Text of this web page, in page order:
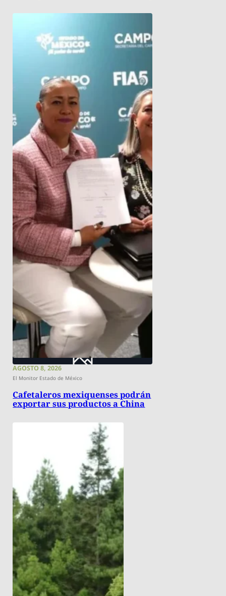
AGOSTO 8, 2026
El Monitor Estado de México
Cafetaleros mexiquenses podrán
exportar sus productos a China